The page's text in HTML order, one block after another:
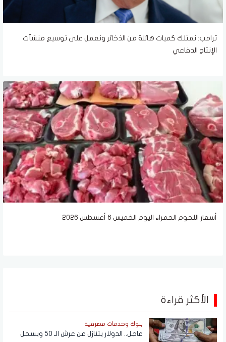
ترامب: نمتلك كميات هائلة من الذخائر ونعمل على توسيع منشآت
الإنتاج الدفاعي
أسعار اللحوم الحمراء اليوم الخميس 6 أغسطس 2026
الأكثر قراءة
بنوك وخدمات مصرفية
عاجل.. الدولار يتنازل عن عرش الـ 50 ويسجل